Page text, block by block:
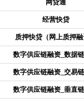
网贷通
经营快贷
质押快贷（网上质押融
数字供应链融资_数据
数字供应链融资_交易
数字供应链融资_垂直